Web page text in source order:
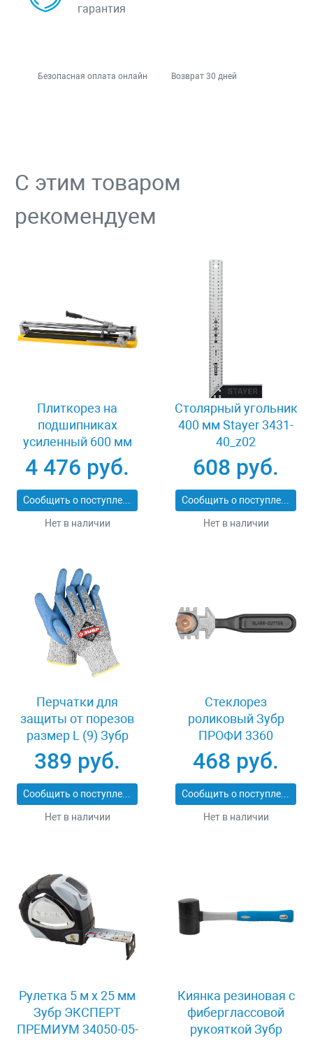
гарантия
Безопасная оплата онлайн Возврат 30 дней
С этим товаром
рекомендуем
Плиткорез на
подшипниках
усиленный 600 мм
Stayer PROFI 3318-60
4 476 руб.
Сообщить о поступлении
Нет в наличии
Столярный угольник
400 мм Stayer 3431-
40_z02
608 руб.
Сообщить о поступлении
Нет в наличии
Перчатки для
защиты от порезов
размер L (9) Зубр
11277-L
389 руб.
Сообщить о поступлении
Нет в наличии
Стеклорез
роликовый Зубр
ПРОФИ 3360
468 руб.
Сообщить о поступлении
Нет в наличии
Рулетка 5 м x 25 мм
Зубр ЭКСПЕРТ
ПРЕМИУМ 34050-05-
Киянка резиновая с
фиберглассовой
рукояткой Зубр